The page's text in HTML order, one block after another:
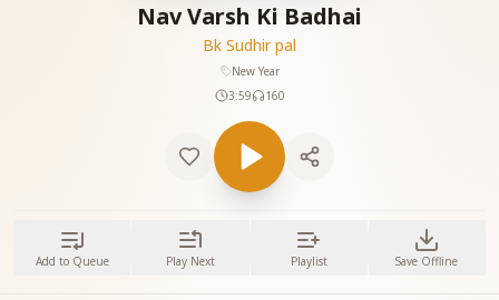
Nav Varsh Ki Badhai
Bk Sudhir pal
New Year
3:59
160
Add to Queue Play Next Playlist Save Offline